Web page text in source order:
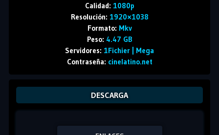
Calidad: 1080p
Resolución: 1920×1038
Formato: Mkv
Peso: 4.47 GB
Servidores: 1Fichier | Mega
Contraseña: cinelatino.net
DESCARGA